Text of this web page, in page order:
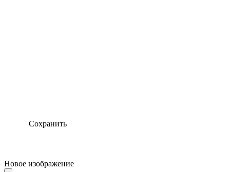
Сохранить
Новое изображение